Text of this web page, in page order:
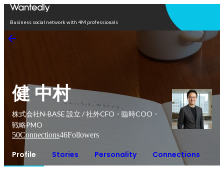
Business social network with 4M professionals
健 中村
株式会社N-BASE 設立 / 社外CFO・臨時COO・
戦略PMO
50Connections46Followers
Profile Stories Personality Connections